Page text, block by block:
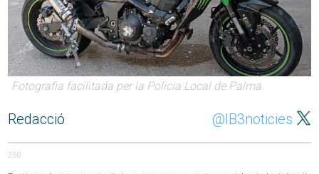
Fotografia facilitada per la Policia Local de Palma.
Redacció @IB3noticies
250